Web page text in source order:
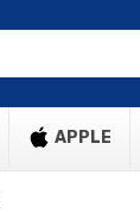
APPLE